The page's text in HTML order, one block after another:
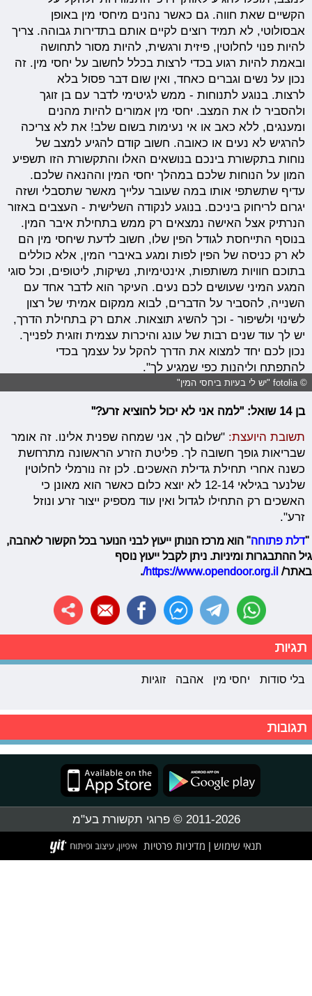
הקשיים שאת חווה. גם כאשר נהנים מיחסי מין באופן
אבסולוטי, לא תמיד רוצים לקיים אותם בתדירות גבוהה. צריך
להיות פנוי לחלוטין, פיזית ורגשית, להיות מסור לתחושה
ובאמת להיות רגוע בכדי לרצות בכלל לחשוב על יחסי מין. זה
נכון על נשים וגברים כאחד, ואין שום דבר פסול בלא
לרצות. בנוגע לתנוחות - ממש לגיטימי לדבר עם בן זוגך
ולהסביר לו את המצב. יחסי מין אמורים להיות מהנים
ומענגים, ללא כאב או אי נעימות בשום שלב! את לא צריכה
להרגיש לא נעים או כאובה. חשוב קודם להגיע למצב של
נוחות בתקשורת בינכם בנושאים האלו והתקשורת הזו תשפיע
המון על הנוחות שלכם במהלך יחסי המין וההנאה שלכם.
עדיף שתשתפי אותו במה שעובר עלייך מאשר שתסבלי ושזה
יגרום לריחוק ביניכם. בנוגע לנקודה השלישית - העצבים באזור
הנרתיק אצל האישה נמצאים רק ממש בתחילת איבר המין.
בנוסף התייחסת לגודל הפין שלו, חשוב לדעת שיחסי מין הם
לא רק כניסה של הפין לפות ומגע באיברי המין, אלא כוללים
בתוכם חוויות משותפות, אינטימיות, נשיקות, ליטופים, וכל סוגי
המגע המיני שעושים לכם נעים. העיקר הוא לדבר אחד עם
השנייה, להסביר על הדברים, לבוא ממקום אמיתי של רצון
לשינוי ולשיפור - וכך להשיג תוצאות. אתם רק בתחילת הדרך,
יש לך עוד שנים רבות של עונג והיכרות עצמית וזוגית לפנייך.
נכון לכם יחד למצוא את הדרך להקל על עצמך בכדי
להתפתח וליהנות כפי שמגיע לך".
© fotolia "יש לי בעיות ביחסי המין"
בן 14 שואל: "למה אני לא יכול להוציא זרע?"
תשובת היועצת: "שלום לך, אני שמחה שפנית אלינו. זה אומר
שבריאות גופך חשובה לך. פליטת הזרע הראשונה מתרחשת
כשנה אחרי תחילת גדילת האשכים. לכן זה נורמלי לחלוטין
שלנער בגילאי 12-14 לא יוצא כלום כאשר הוא מאונן כי
האשכים רק התחילו לגדול ואין עוד מספיק ייצור זרע ונוזל
זרע".
"דלת פתוחה" הוא מרכז הנותן ייעוץ לבני הנוער בכל הקשור לאהבה,
גיל ההתבגרות ומיניות. ניתן לקבל ייעוץ נוסף
באתר/ https://www.opendoor.org.il/
.
תגיות
בלי סודות יחסי מין אהבה זוגיות
תגובות
2011-2026 © פרוגי תקשורת בע"מ
תנאי שימוש מדיניות פרטיות